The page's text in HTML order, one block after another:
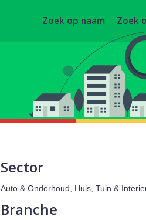
Zoek op naam Zoek
Sector
Auto & Onderhoud, Huis, Tuin &
Branche